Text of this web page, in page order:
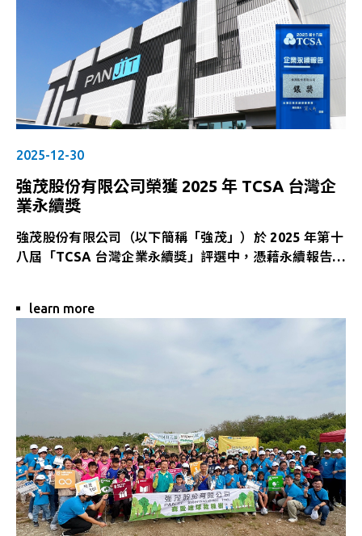
2025-12-30
強茂股份有限公司榮獲 2025 年 TCSA 台灣企
業永續獎
強茂股份有限公司（以下簡稱「強茂」）於 2025 年第十
八屆「TCSA 台灣企業永續獎」評選中，憑藉永續報告書
獎」之肯定，展現公司持續深耕永續治理與企業社會責任
learn more